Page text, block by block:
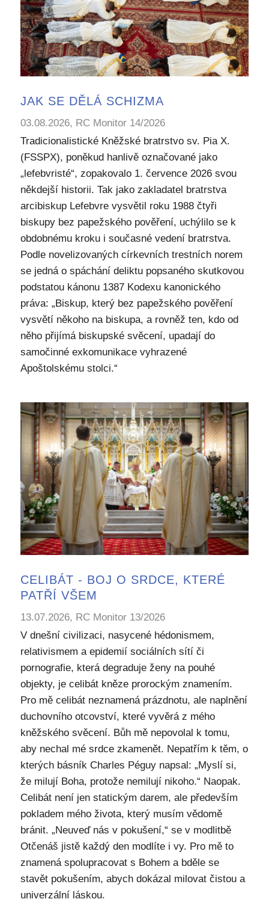
JAK SE DĚLÁ SCHIZMA
03.08.2026, RC Monitor 14/2026
Tradicionalistické Kněžské bratrstvo sv. Pia X.
(FSSPX), poněkud hanlivě označované jako
„lefebvristé“, zopakovalo 1. července 2026 svou
někdejší historii. Tak jako zakladatel bratrstva
arcibiskup Lefebvre vysvětil roku 1988 čtyři
biskupy bez papežského pověření, uchýlilo se k
obdobnému kroku i současné vedení bratrstva.
Podle novelizovaných církevních trestních norem
se jedná o spáchání deliktu popsaného skutkovou
podstatou kánonu 1387 Kodexu kanonického
práva: „Biskup, který bez papežského pověření
vysvětí někoho na biskupa, a rovněž ten, kdo od
něho přijímá biskupské svěcení, upadají do
samočinné exkomunikace vyhrazené
Apoštolskému stolci.“
CELIBÁT - BOJ O SRDCE, KTERÉ
PATŘÍ VŠEM
13.07.2026, RC Monitor 13/2026
V dnešní civilizaci, nasycené hédonismem,
relativismem a epidemií sociálních sítí či
pornografie, která degraduje ženy na pouhé
objekty, je celibát kněze prorockým znamením.
Pro mě celibát neznamená prázdnotu, ale naplnění
duchovního otcovství, které vyvěrá z mého
kněžského svěcení. Bůh mě nepovolal k tomu,
aby nechal mé srdce zkamenět. Nepatřím k těm, o
kterých básník Charles Péguy napsal: „Myslí si,
že milují Boha, protože nemilují nikoho.“ Naopak.
Celibát není jen statickým darem, ale především
pokladem mého života, který musím vědomě
bránit. „Neuveď nás v pokušení,“ se v modlitbě
Otčenáš jistě každý den modlíte i vy. Pro mě to
znamená spolupracovat s Bohem a bděle se
stavět pokušením, abych dokázal milovat čistou a
univerzální láskou.